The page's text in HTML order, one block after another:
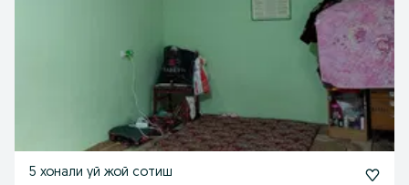
5 хонали уй жой сотиш